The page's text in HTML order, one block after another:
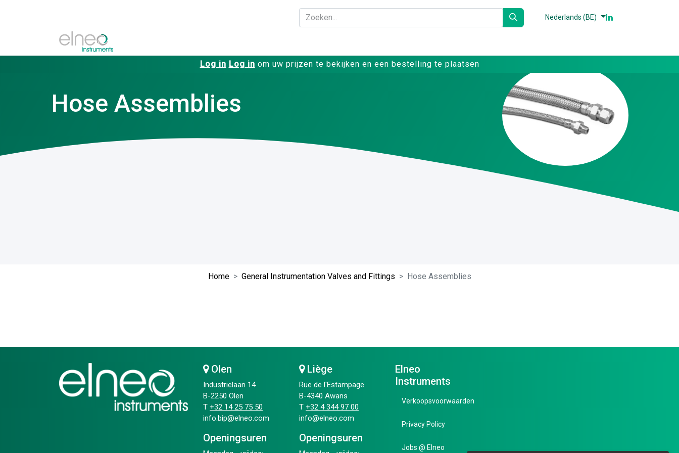
Nederlands (BE)
Log in Log in om uw prijzen te bekijken en een bestelling te plaatsen
Hose Assemblies
Home General Instrumentation Valves and Fittings Hose Assemblies
Olen
Industrielaan 14
B-2250 Olen
T +32 14 25 75 50​
info.bip@elneo.com
Openingsuren
Liège
Rue de l'Estampage
B-4340 Awans
T +32 4 344 97 00​
info@elneo.com
Openingsuren
Elneo
Instruments
Verkoopsvoorwaarden
Privacy Policy
Jobs @ Elneo